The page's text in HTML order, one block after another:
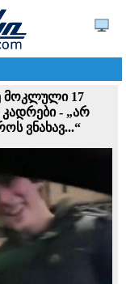
მოკლული 17
- „არ
ვნახავ...“